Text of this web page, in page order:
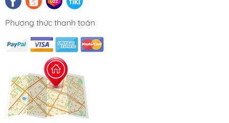
Phương thức thanh toán